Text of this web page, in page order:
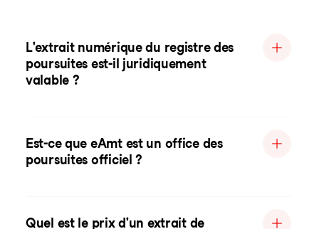
L'extrait numérique du registre des
poursuites est-il juridiquement
valable ?
Est-ce que eAmt est un office des
poursuites officiel ?
Quel est le prix d'un extrait de